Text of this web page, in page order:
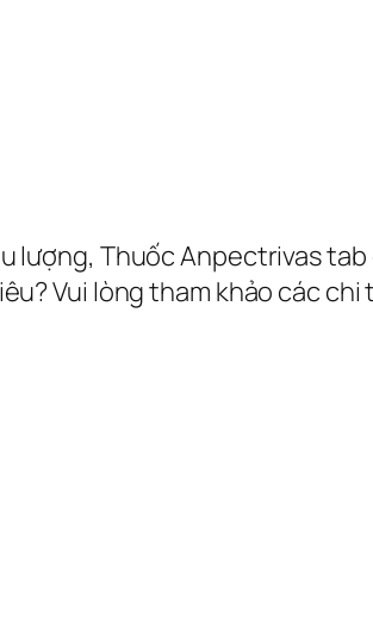
lượng, Thuốc Anpectrivas
Vui lòng tham khảo các